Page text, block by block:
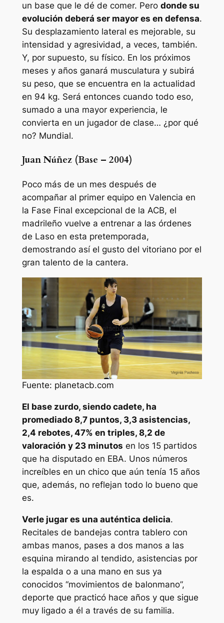
un base que le dé de comer. Pero donde su
evolución deberá ser mayor es en defensa.
Su desplazamiento lateral es mejorable, su
intensidad y agresividad, a veces, también.
Y, por supuesto, su físico. En los próximos
meses y años ganará musculatura y subirá
su peso, que se encuentra en la actualidad
en 94 kg. Será entonces cuando todo eso,
sumado a una mayor experiencia, le
convierta en un jugador de clase… ¿por qué
no? Mundial.
Juan Núñez (Base – 2004)
Poco más de un mes después de
acompañar al primer equipo en Valencia en
la Fase Final excepcional de la ACB, el
madrileño vuelve a entrenar a las órdenes
de Laso en esta pretemporada,
demostrando así el gusto del vitoriano por el
gran talento de la cantera.
Fuente: planetacb.com
El base zurdo, siendo cadete, ha
promediado 8,7 puntos, 3,3 asistencias,
2,4 rebotes, 47% en triples, 8,2 de
valoración y 23 minutos en los 15 partidos
que ha disputado en EBA. Unos números
increíbles en un chico que aún tenía 15 años
que, además, no reflejan todo lo bueno que
es.
Verle jugar es una auténtica delicia.
Recitales de bandejas contra tablero con
ambas manos, pases a dos manos a las
esquina mirando al tendido, asistencias por
la espalda o a una mano en sus ya
conocidos “movimientos de balonmano”,
deporte que practicó hace años y que sigue
muy ligado a él a través de su familia.